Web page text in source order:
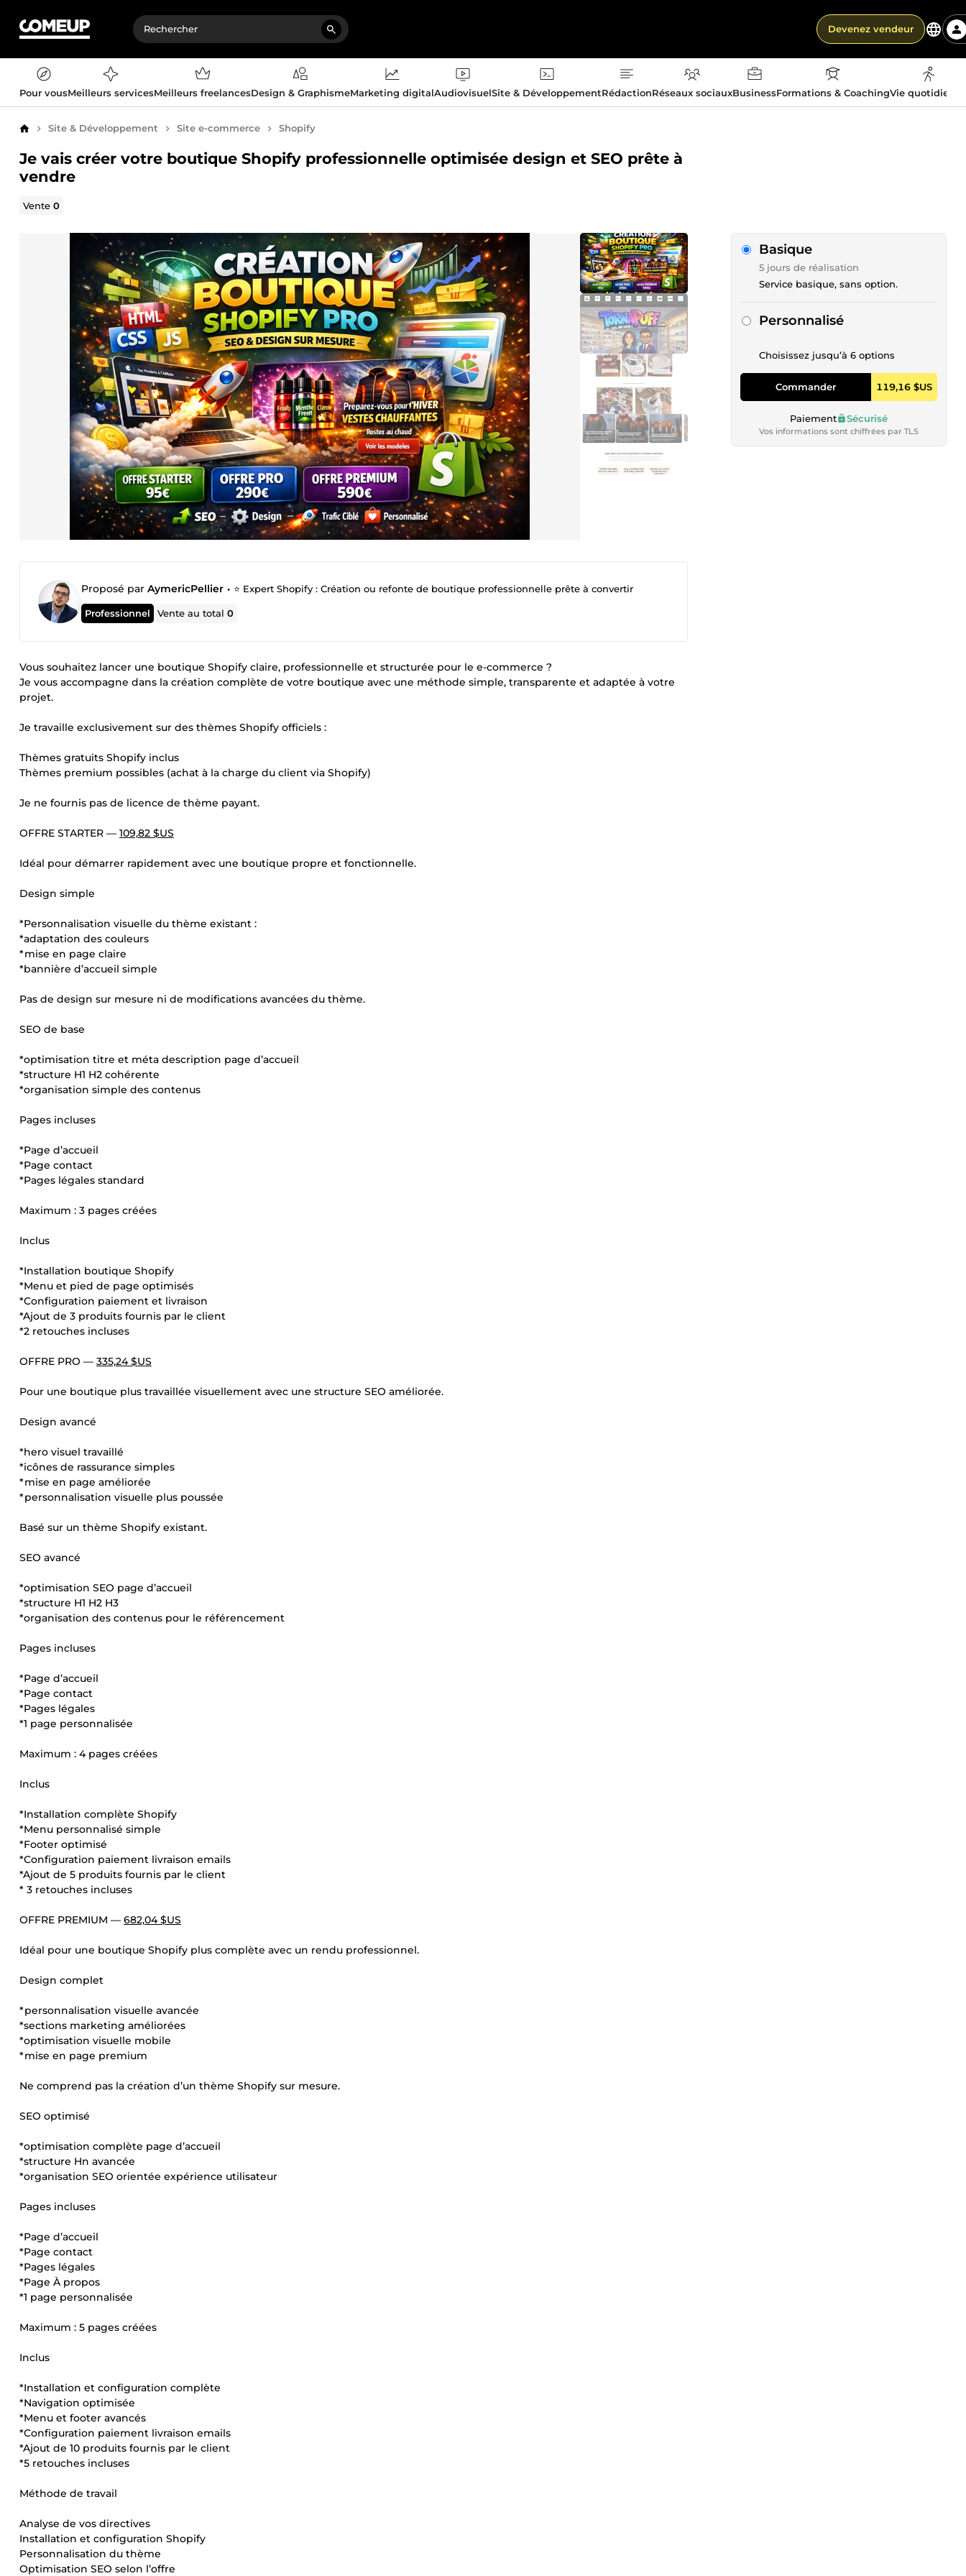
Devenez vendeur
Pour vousMeilleurs servicesMeilleurs freelancesDesign & GraphismeMarketing digitalAudiovisuelSite & DéveloppementRédactionRéseaux sociauxBusinessFormations & CoachingVie
AccueilSite & Développement Site e-commerce Shopify
Je vais créer votre boutique Shopify professionnelle optimisée design et SEO prête à
vendre
Vente0
Proposé par AymericPellier • ⭐ Expert Shopify : Création ou refonte de boutique professionnelle prête à convertir
Professionnel Vente au total0
Vous souhaitez lancer une boutique Shopify claire, professionnelle et structurée pour le e-commerce ?
Je vous accompagne dans la création complète de votre boutique avec une méthode simple, transparente et adaptée à votre
projet.
Je travaille exclusivement sur des thèmes Shopify officiels :
Thèmes gratuits Shopify inclus
Thèmes premium possibles (achat à la charge du client via Shopify)
Je ne fournis pas de licence de thème payant.
OFFRE STARTER — 109,82 $US
Idéal pour démarrer rapidement avec une boutique propre et fonctionnelle.
Design simple
*Personnalisation visuelle du thème existant :
*adaptation des couleurs
*mise en page claire
*bannière d’accueil simple
Pas de design sur mesure ni de modifications avancées du thème.
SEO de base
*optimisation titre et méta description page d’accueil
*structure H1 H2 cohérente
*organisation simple des contenus
Pages incluses
*Page d’accueil
*Page contact
*Pages légales standard
Maximum : 3 pages créées
Inclus
*Installation boutique Shopify
*Menu et pied de page optimisés
*Configuration paiement et livraison
*Ajout de 3 produits fournis par le client
*2 retouches incluses
OFFRE PRO — 335,24 $US
Pour une boutique plus travaillée visuellement avec une structure SEO améliorée.
Design avancé
*hero visuel travaillé
*icônes de rassurance simples
*mise en page améliorée
*personnalisation visuelle plus poussée
Basé sur un thème Shopify existant.
SEO avancé
*optimisation SEO page d’accueil
*structure H1 H2 H3
*organisation des contenus pour le référencement
Pages incluses
*Page d’accueil
*Page contact
*Pages légales
*1 page personnalisée
Maximum : 4 pages créées
Inclus
*Installation complète Shopify
*Menu personnalisé simple
*Footer optimisé
*Configuration paiement livraison emails
*Ajout de 5 produits fournis par le client
* 3 retouches incluses
OFFRE PREMIUM — 682,04 $US
Idéal pour une boutique Shopify plus complète avec un rendu professionnel.
Design complet
*personnalisation visuelle avancée
*sections marketing améliorées
*optimisation visuelle mobile
*mise en page premium
Ne comprend pas la création d’un thème Shopify sur mesure.
SEO optimisé
*optimisation complète page d’accueil
*structure Hn avancée
*organisation SEO orientée expérience utilisateur
Pages incluses
*Page d’accueil
*Page contact
*Pages légales
*Page À propos
*1 page personnalisée
Maximum : 5 pages créées
Inclus
*Installation et configuration complète
*Navigation optimisée
*Menu et footer avancés
*Configuration paiement livraison emails
*Ajout de 10 produits fournis par le client
*5 retouches incluses
Méthode de travail
Analyse de vos directives
Installation et configuration Shopify
Personnalisation du thème
Optimisation SEO selon l’offre
Basique
5 jours de réalisation
Service basique, sans option.
Personnalisé
Choisissez jusqu’à 6 options
Commander 119,16 $US
Paiement Sécurisé
Vos informations sont chiffrées par TLS